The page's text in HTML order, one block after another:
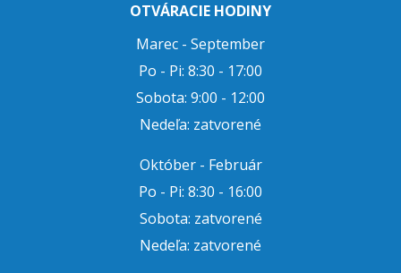
OTVÁRACIE HODINY
Marec - September
Po - Pi: 8:30 - 17:00
Sobota: 9:00 - 12:00
Nedeľa: zatvorené
Október - Február
Po - Pi: 8:30 - 16:00
Sobota: zatvorené
Nedeľa: zatvorené